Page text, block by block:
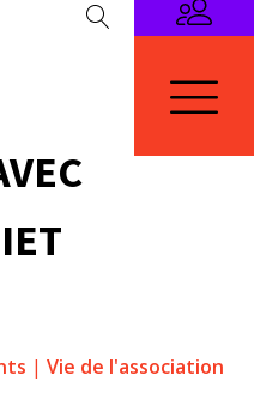
| Vie de l'association